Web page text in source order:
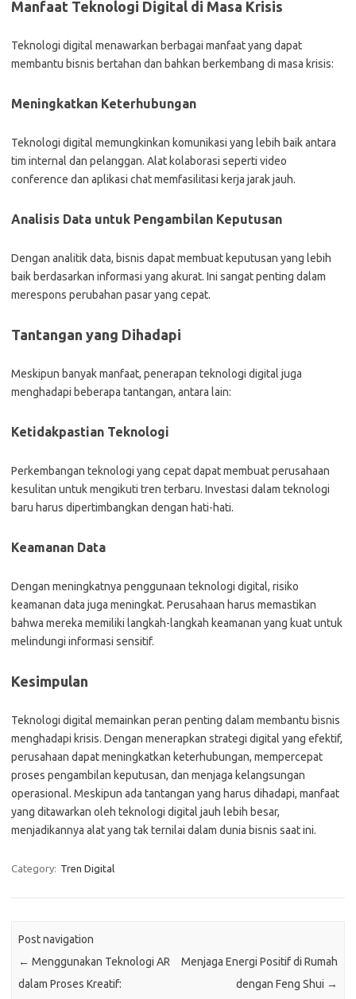
Manfaat Teknologi Digital di Masa Krisis
Teknologi digital menawarkan berbagai manfaat yang dapat
membantu bisnis bertahan dan bahkan berkembang di masa krisis:
Meningkatkan Keterhubungan
Teknologi digital memungkinkan komunikasi yang lebih baik antara
tim internal dan pelanggan. Alat kolaborasi seperti video
conference dan aplikasi chat memfasilitasi kerja jarak jauh.
Analisis Data untuk Pengambilan Keputusan
Dengan analitik data, bisnis dapat membuat keputusan yang lebih
baik berdasarkan informasi yang akurat. Ini sangat penting dalam
merespons perubahan pasar yang cepat.
Tantangan yang Dihadapi
Meskipun banyak manfaat, penerapan teknologi digital juga
menghadapi beberapa tantangan, antara lain:
Ketidakpastian Teknologi
Perkembangan teknologi yang cepat dapat membuat perusahaan
kesulitan untuk mengikuti tren terbaru. Investasi dalam teknologi
baru harus dipertimbangkan dengan hati-hati.
Keamanan Data
Dengan meningkatnya penggunaan teknologi digital, risiko
keamanan data juga meningkat. Perusahaan harus memastikan
bahwa mereka memiliki langkah-langkah keamanan yang kuat untuk
melindungi informasi sensitif.
Kesimpulan
Teknologi digital memainkan peran penting dalam membantu bisnis
menghadapi krisis. Dengan menerapkan strategi digital yang efektif,
perusahaan dapat meningkatkan keterhubungan, mempercepat
proses pengambilan keputusan, dan menjaga kelangsungan
operasional. Meskipun ada tantangan yang harus dihadapi, manfaat
yang ditawarkan oleh teknologi digital jauh lebih besar,
menjadikannya alat yang tak ternilai dalam dunia bisnis saat ini.
Category: Tren Digital
Post navigation
← Menggunakan Teknologi AR
dalam Proses Kreatif:
Menjaga Energi Positif di Rumah
dengan Feng Shui →